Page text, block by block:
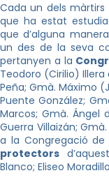
Cada un dels màrtirs
que ha estat
que d’alguna
un des de la seva
pertanyen a la
Teodoro (Cirilio)
Peña; Gmà. Máximo
Puente González;
Marcos; Gmà. Ángel
Guerra Villaizán;
a la Congregació de
protectors
Blanco; Eliseo